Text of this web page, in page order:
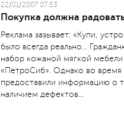
22/01/2007 07:53
Покупка должна
Реклама зазывает: «Купи,
было всегда реально...
набор кожаной мягкой
«ПетроСиб». Однако во
предоставили информацию о
наличием дефектов...